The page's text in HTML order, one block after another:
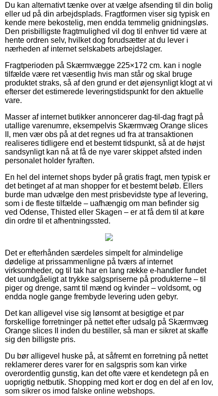
Du kan alternativt tænke over at vælge afsending til din bolig
eller ud på din arbejdsplads. Fragtformen viser sig typisk en
kende mere bekostelig, men endda temmelig gnidningsløs.
Den prisbilligste fragtmulighed vil dog til enhver tid være at
hente ordren selv, hvilket dog forudsætter at du lever i
nærheden af internet selskabets arbejdslager.
Fragtperioden på Skærmvægge 225×172 cm. kan i nogle
tilfælde være ret væsentlig hvis man står og skal bruge
produktet straks, så af den grund er det øjensynligt klogt at vi
efterser det estimerede leveringstidspunkt for den aktuelle
vare.
Masser af internet butikker annoncerer dag-til-dag fragt på
utallige varenumre, eksempelvis Skærmvæg Orange slices
II, men vær obs på at det regnes ud fra at transaktionen
realiseres tidligere end et bestemt tidspunkt, så at de højst
sandsynligt kan nå at få de nye varer skippet afsted inden
personalet holder fyraften.
En hel del internet shops byder på gratis fragt, men typisk er
det betinget af at man shopper for et bestemt beløb. Ellers
burde man udvælge den mest prisbevidste type af levering,
som i de fleste tilfælde – uafhængig om man befinder sig
ved Odense, Thisted eller Skagen – er at få dem til at køre
din ordre til et afhentningssted.
Det er efterhånden særdeles simpelt for almindelige
dødelige at prissammenligne på tværs af internet
virksomheder, og til tak har en lang række e-handler fundet
det uundgåeligt at trykke salgspriserne på produkterne – til
piger og drenge, samt til mænd og kvinder – voldsomt, og
endda nogle gange frembyde levering uden gebyr.
Det kan alligevel vise sig lønsomt at besigtige et par
forskellige forretninger på nettet efter udsalg på Skærmvæg
Orange slices II inden du bestiller, så man er sikret at skaffe
sig den billigste pris.
Du bør alligevel huske på, at såfremt en forretning på nettet
reklamerer deres varer for en salgspris som kan virke
overordentlig gunstig, kan det ofte være et kendetegn på en
uoprigtig netbutik. Shopping med kort er dog en del af en lov,
som sikrer os imod falske online webshops.